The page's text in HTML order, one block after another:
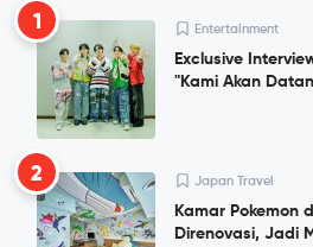
1 Entertainment
Exclusive
"Kami Akan
2 Japan Travel
Kamar Pokemon
Direnovasi, Jadi